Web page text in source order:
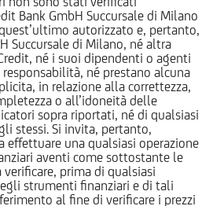
Bank GmbH Succursale di Milano
autorizzato e, pertanto,
Succursale di Milano, né altra
né i suoi dipendenti o agenti
né prestano alcuna
in relazione alla correttezza,
o all’idoneità delle
sopra riportati, né di qualsiasi
stessi. Si invita, pertanto,
effettuare una qualsiasi operazione
aventi come sottostante le
prima di qualsiasi
strumenti finanziari e di tali
al fine di verificare i prezzi